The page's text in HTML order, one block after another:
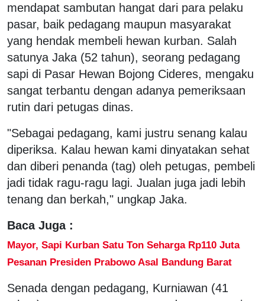
mendapat sambutan hangat dari para pelaku
pasar, baik pedagang maupun masyarakat
yang hendak membeli hewan kurban. Salah
satunya Jaka (52 tahun), seorang pedagang
sapi di Pasar Hewan Bojong Cideres, mengaku
sangat terbantu dengan adanya pemeriksaan
rutin dari petugas dinas.
"Sebagai pedagang, kami justru senang kalau
diperiksa. Kalau hewan kami dinyatakan sehat
dan diberi penanda (tag) oleh petugas, pembeli
jadi tidak ragu-ragu lagi. Jualan juga jadi lebih
tenang dan berkah," ungkap Jaka.
Baca Juga :
Mayor, Sapi Kurban Satu Ton Seharga Rp110 Juta
Pesanan Presiden Prabowo Asal Bandung Barat
Senada dengan pedagang, Kurniawan (41